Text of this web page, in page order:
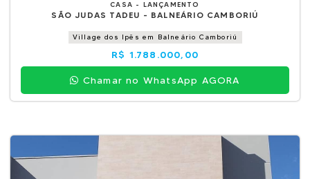
CASA - LANÇAMENTO
SÃO JUDAS TADEU - BALNEÁRIO CAMBORIÚ
Village dos Ipês em Balneário Camboriú
R$ 1.788.000,00
Chamar no WhatsApp AGORA